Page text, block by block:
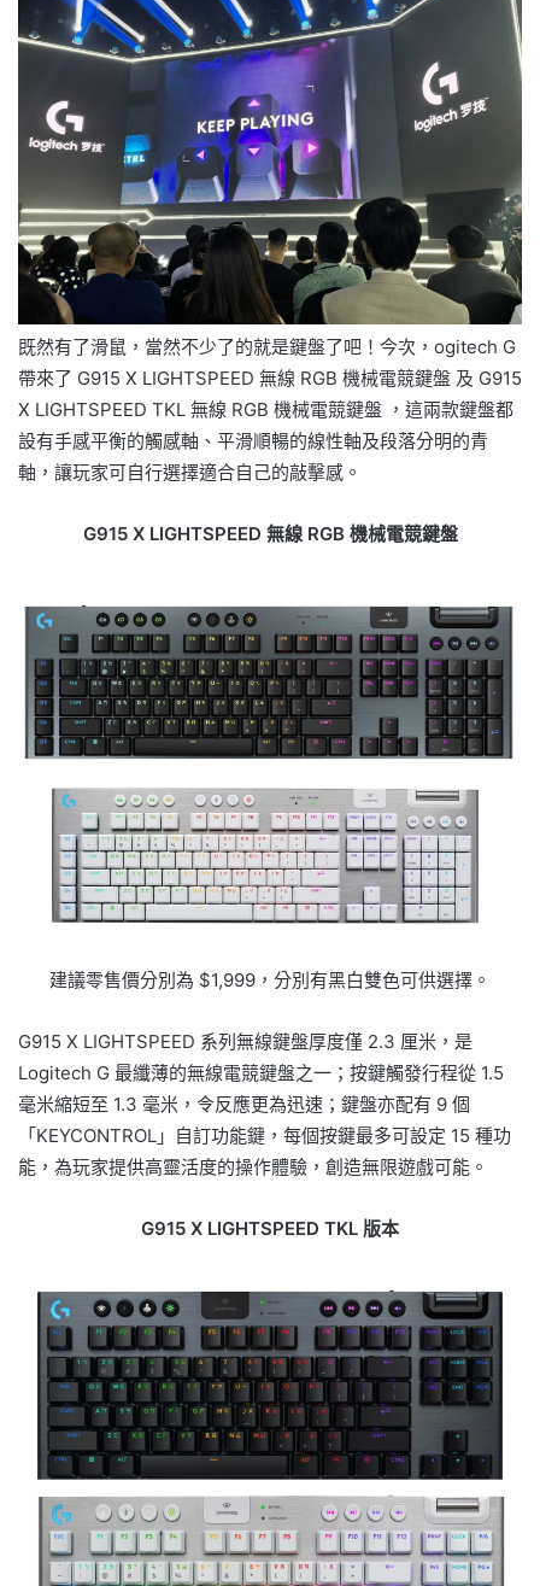
既然有了滑鼠，當然不少了的就是鍵盤了吧！今次，ogitech G
帶來了 G915 X LIGHTSPEED 無線 RGB 機械電競鍵盤 及 G915
X LIGHTSPEED TKL 無線 RGB 機械電競鍵盤 ，這兩款鍵盤都
設有手感平衡的觸感軸、平滑順暢的線性軸及段落分明的青
軸，讓玩家可自行選擇適合自己的敲擊感。
G915 X LIGHTSPEED 無線 RGB 機械電競鍵盤
建議零售價分別為 $1,999，分別有黑白雙色可供選擇。
G915 X LIGHTSPEED 系列無線鍵盤厚度僅 2.3 厘米，是
Logitech G 最纖薄的無線電競鍵盤之一；按鍵觸發行程從 1.5
毫米縮短至 1.3 毫米，令反應更為迅速；鍵盤亦配有 9 個
「KEYCONTROL」自訂功能鍵，每個按鍵最多可設定 15 種功
能，為玩家提供高靈活度的操作體驗，創造無限遊戲可能。
G915 X LIGHTSPEED TKL 版本